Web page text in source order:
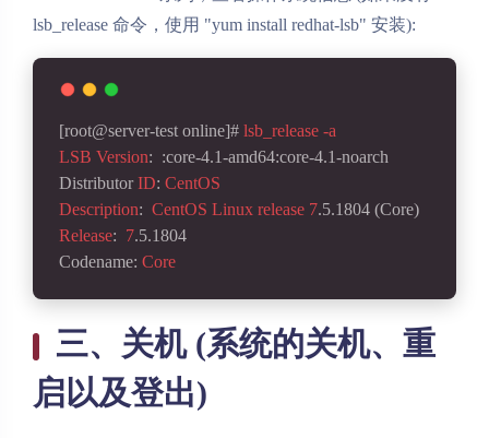
lsb_release 命令，使用 "yum install redhat-lsb" 安装):
[root@server-test online]# lsb_release -a
LSB Version: :core-4.1-amd64:core-4.1-noarch
Distributor ID: CentOS
Description: CentOS Linux release 7.5.1804 (Core)
Release: 7.5.1804
Codename: Core
三、关机 (系统的关机、重
启以及登出)